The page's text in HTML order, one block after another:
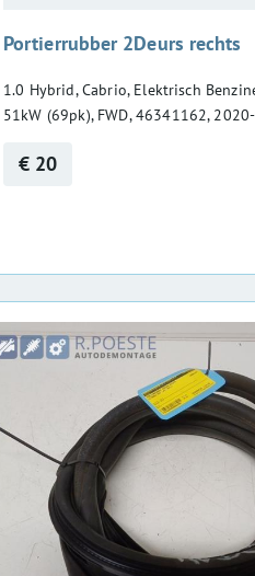
Portierrubber 2Deurs rechts
1.0 Hybrid, Cabrio, Elektrisch
51kW (69pk), FWD, 46341162,
€ 20